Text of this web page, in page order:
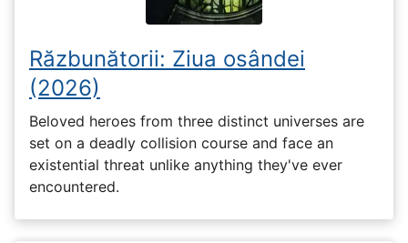
Răzbunătorii: Ziua osândei
(2026)
Beloved heroes from three distinct universes are
set on a deadly collision course and face an
existential threat unlike anything they've ever
encountered.